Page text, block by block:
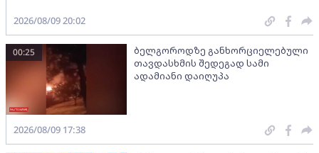
2026/08/09 20:02
ბელგოროდზე განხორციელებული
თავდასხმის შედეგად სამი
ადამიანი დაიღუპა
00:25
2026/08/09 17:38